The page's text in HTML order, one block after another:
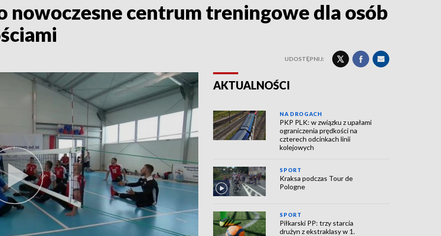
nowoczesne centrum treningowe dla osób
UDOSTĘPNIJ:
AKTUALNOŚCI
NA DROGACH
PKP PLK: w związku z upałami
ograniczenia prędkości na
czterech odcinkach linii
kolejowych
SPORT
Kraksa podczas Tour de
Pologne
SPORT
Piłkarski PP: trzy starcia
drużyn z ekstraklasy w 1.